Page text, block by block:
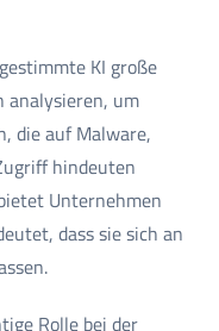
KI große
analysieren, um
die auf Malware,
hindeuten
Unternehmen
dass sie sich an
Rolle bei der